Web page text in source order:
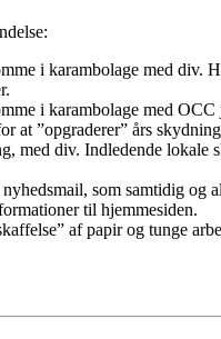
i karambolage med div.
i karambolage med
at ”opgraderer” års
med div. Indledende lokale
som samtidig og
til hjemmesiden.
af papir og tunge